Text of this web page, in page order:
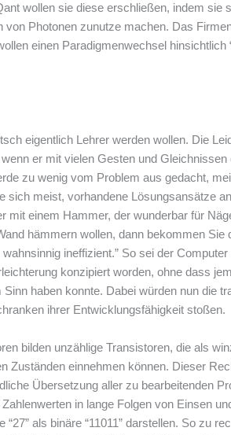
wollen sie diese erschließen, indem sie
von Photonen zunutze machen. Das
einen Paradigmenwechsel hinsichtlich
eigentlich Lehrer werden wollen. Die
er mit vielen Gesten und Gleichnissen
zu wenig vom Problem aus gedacht,
sich meist, vorhandene Lösungsansätze
mit einem Hammer, der wunderbar für
hämmern wollen, dann bekommen Sie
ineffizient.” So sei der
konzipiert worden, ohne dass
haben konnte. Dabei würden nun die
ihrer Entwicklungsfähigkeit stoßen.
bilden unzählige Transistoren, die als
Zuständen einnehmen können. Dieser
Übersetzung aller zu bearbeitenden
in lange Folgen von Einsen
als binäre “11011” darstellen. So zu